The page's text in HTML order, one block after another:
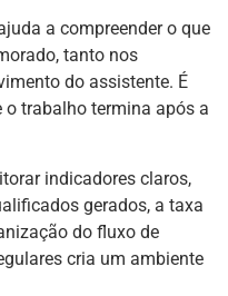
a compreender o que
tanto nos
do assistente. É
trabalho termina após a
indicadores claros,
gerados, a taxa
do fluxo de
cria um ambiente